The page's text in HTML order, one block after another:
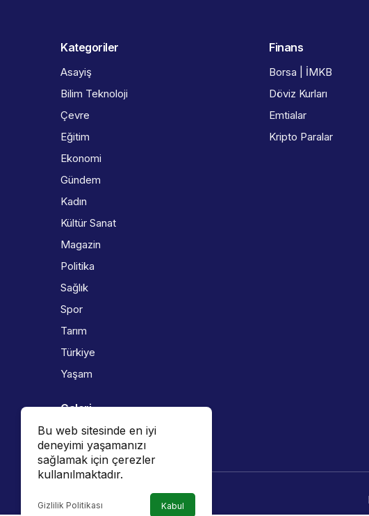
Bu web sitesinde en iyi
deneyimi yaşamanızı
sağlamak için çerezler
kullanılmaktadır.
Gizlilik Politikası Kabul
Kategoriler
Asayiş
Bilim Teknoloji
Çevre
Eğitim
Ekonomi
Gündem
Kadın
Kültür Sanat
Magazin
Politika
Sağlık
Spor
Tarım
Türkiye
Yaşam
Finans
Borsa | İMKB
Döviz Kurları
Emtialar
Kripto Paralar
Galeri
Foto Galeri
Video Galeri